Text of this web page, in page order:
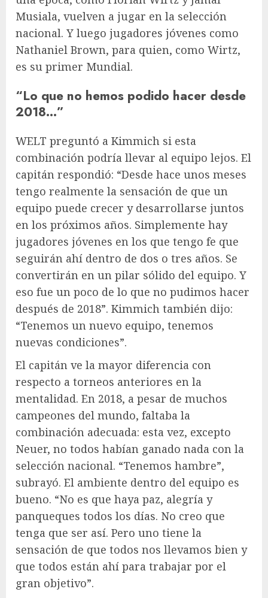
Musiala, vuelven a jugar en la selección
nacional. Y luego jugadores jóvenes como
Nathaniel Brown, para quien, como Wirtz,
es su primer Mundial.
“Lo que no hemos podido hacer desde
2018…”
WELT preguntó a Kimmich si esta
combinación podría llevar al equipo lejos. El
capitán respondió: “Desde hace unos meses
tengo realmente la sensación de que un
equipo puede crecer y desarrollarse juntos
en los próximos años. Simplemente hay
jugadores jóvenes en los que tengo fe que
seguirán ahí dentro de dos o tres años. Se
convertirán en un pilar sólido del equipo. Y
eso fue un poco de lo que no pudimos hacer
después de 2018”. Kimmich también dijo:
“Tenemos un nuevo equipo, tenemos
nuevas condiciones”.
El capitán ve la mayor diferencia con
respecto a torneos anteriores en la
mentalidad. En 2018, a pesar de muchos
campeones del mundo, faltaba la
combinación adecuada: esta vez, excepto
Neuer, no todos habían ganado nada con la
selección nacional. “Tenemos hambre”,
subrayó. El ambiente dentro del equipo es
bueno. “No es que haya paz, alegría y
panqueques todos los días. No creo que
tenga que ser así. Pero uno tiene la
sensación de que todos nos llevamos bien y
que todos están ahí para trabajar por el
gran objetivo”.